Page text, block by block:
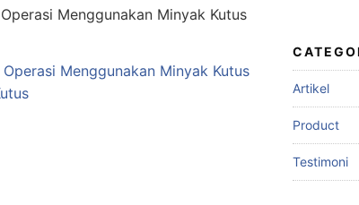
Menggunakan Minyak Kutus
Artikel
Product
Testimoni